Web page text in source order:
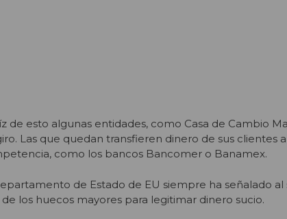
de esto algunas entidades, como Casa de Cambio
Las que quedan transfieren dinero de sus clientes
como los bancos Bancomer o Banamex.
de Estado de EU siempre ha señalado
de los huecos mayores para legitimar dinero sucio.